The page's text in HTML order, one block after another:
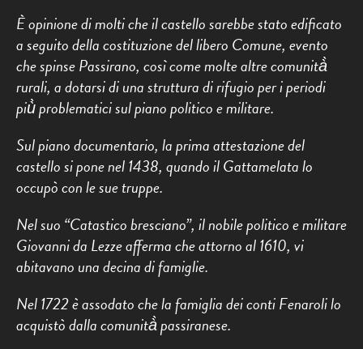
È opinione di molti che il castello sarebbe stato edificato
a seguito della costituzione del libero Comune, evento
che spinse Passirano, così come molte altre comunità̀
rurali, a dotarsi di una struttura di rifugio per i periodi
più̀ problematici sul piano politico e militare.
Sul piano documentario, la prima attestazione del
castello si pone nel 1438, quando il Gattamelata lo
occupò con le sue truppe.
Nel suo “Catastico bresciano”, il nobile politico e militare
Giovanni da Lezze afferma che attorno al 1610, vi
abitavano una decina di famiglie.
Nel 1722 è assodato che la famiglia dei conti Fenaroli lo
acquistò dalla comunità̀ passiranese.